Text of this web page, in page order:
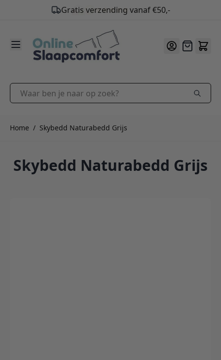
9.2/10
Offerte
Waar ben je naar op zoek?
Home / Skybedd Naturabedd Grijs
Skybedd Naturabedd Grijs